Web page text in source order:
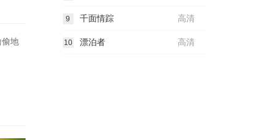
偷地
高清
9 千面情踪
高清
10 漂泊者